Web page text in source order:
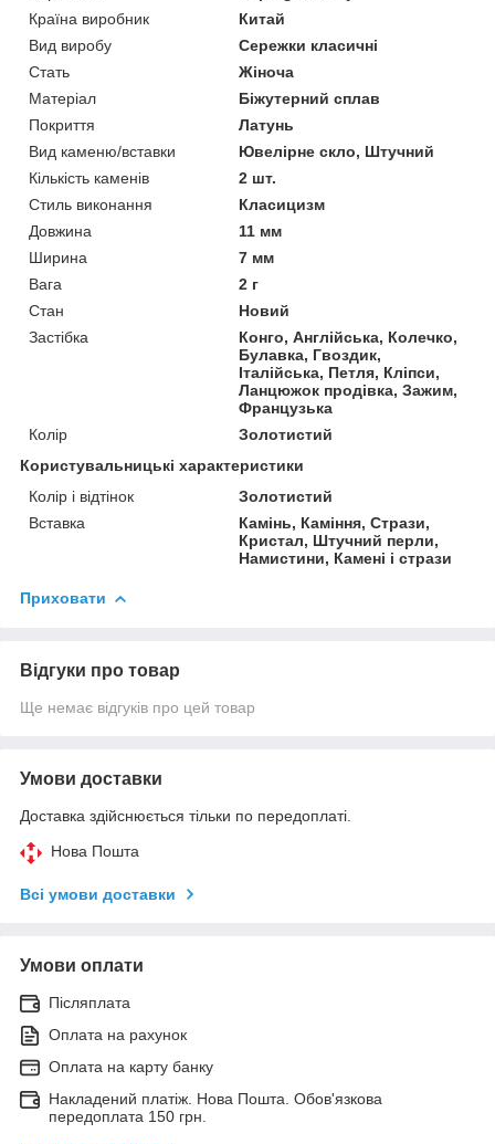
Країна виробник
Китай
Вид виробу
Сережки класичні
Стать
Жіноча
Матеріал
Біжутерний сплав
Покриття
Латунь
Вид каменю/вставки
Ювелірне скло, Штучний
Кількість каменів
2 шт.
Стиль виконання
Класицизм
Довжина
11 мм
Ширина
7 мм
Вага
2 г
Стан
Новий
Застібка
Конго, Англійська, Колечко,
Булавка, Гвоздик,
Італійська, Петля, Кліпси,
Ланцюжок продівка, Зажим,
Французька
Колір
Золотистий
Користувальницькі характеристики
Колір і відтінок
Золотистий
Вставка
Камінь, Каміння, Стрази,
Кристал, Штучний перли,
Намистини, Камені і стрази
Приховати
Відгуки про товар
Ще немає відгуків про цей товар
Умови доставки
Доставка здійснюється тільки по передоплаті.
Нова Пошта
Всі умови доставки
Умови оплати
Післяплата
Оплата на рахунок
Оплата на карту банку
Накладений платіж. Нова Пошта. Обов'язкова
передоплата 150 грн.